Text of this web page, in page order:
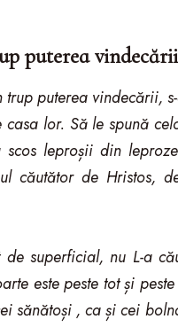
puterea vindecării
puterea vindecării,
lor. Să le spună
leproșii din
căutător de Hristos,
superficial, nu L-a
este peste tot și
sănătoși , ca și cei